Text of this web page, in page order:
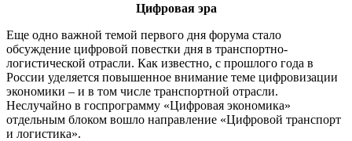
Цифровая эра
Еще одно важной темой первого дня форума стало
обсуждение цифровой повестки дня в транспортно-
логистической отрасли. Как известно, с прошлого года в
России уделяется повышенное внимание теме цифровизации
экономики – и в том числе транспортной отрасли.
Неслучайно в госпрограмму «Цифровая экономика»
отдельным блоком вошло направление «Цифровой транспорт
и логистика».